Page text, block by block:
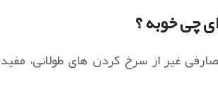
چی خوبه ؟
غیر از سرخ کردن های طولانی، مفید